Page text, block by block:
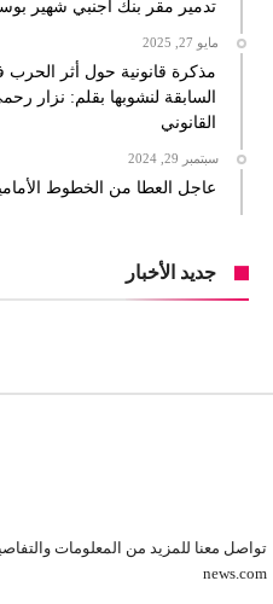
تدمير مقر بنك اجنبي شهير
مايو 27, 2025
مذكرة قانونية حول أثر الحرب
السابقة لنشوبها بقلم: نزار
القانوني
سبتمبر 29, 2024
عاجل العطا من الخطوط
جديد الأخبار
news.com